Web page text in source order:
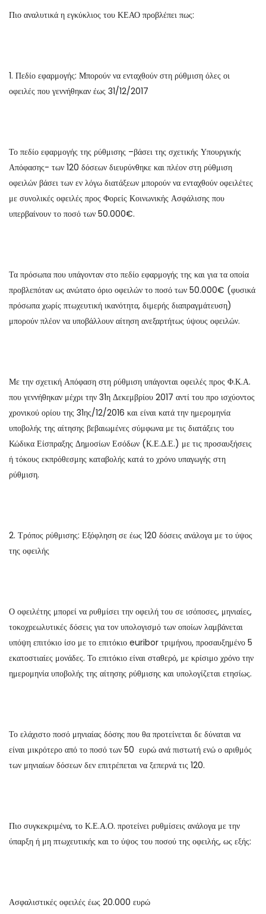
Πιο αναλυτικά η εγκύκλιος του ΚΕΑΟ προβλέπει πως:
1. Πεδίο εφαρμογής: Μπορούν να ενταχθούν στη ρύθμιση όλες οι
οφειλές που γεννήθηκαν έως 31/12/2017
Το πεδίο εφαρμογής της ρύθμισης –βάσει της σχετικής Υπουργικής
Απόφασης- των 120 δόσεων διευρύνθηκε και πλέον στη ρύθμιση
οφειλών βάσει των εν λόγω διατάξεων μπορούν να ενταχθούν οφειλέτες
με συνολικές οφειλές προς Φορείς Κοινωνικής Ασφάλισης που
υπερβαίνουν το ποσό των 50.000€.
Τα πρόσωπα που υπάγονταν στο πεδίο εφαρμογής της και για τα οποία
προβλεπόταν ως ανώτατο όριο οφειλών το ποσό των 50.000€ (φυσικά
πρόσωπα χωρίς πτωχευτική ικανότητα, διμερής διαπραγμάτευση)
μπορούν πλέον να υποβάλλουν αίτηση ανεξαρτήτως ύψους οφειλών.
Με την σχετική Απόφαση στη ρύθμιση υπάγονται οφειλές προς Φ.Κ.Α.
που γεννήθηκαν μέχρι την 31η Δεκεμβρίου 2017 αντί του προ ισχύοντος
χρονικού ορίου της 31ης/12/2016 και είναι κατά την ημερομηνία
υποβολής της αίτησης βεβαιωμένες σύμφωνα με τις διατάξεις του
Κώδικα Είσπραξης Δημοσίων Εσόδων (Κ.Ε.Δ.Ε.) με τις προσαυξήσεις
ή τόκους εκπρόθεσμης καταβολής κατά το χρόνο υπαγωγής στη
ρύθμιση.
2. Τρόπος ρύθμισης: Εξόφληση σε έως 120 δόσεις ανάλογα με το ύψος
της οφειλής
Ο οφειλέτης μπορεί να ρυθμίσει την οφειλή του σε ισόποσες, μηνιαίες,
τοκοχρεωλυτικές δόσεις για τον υπολογισμό των οποίων λαμβάνεται
υπόψη επιτόκιο ίσο με το επιτόκιο euribor τριμήνου, προσαυξημένο 5
εκατοστιαίες μονάδες. Το επιτόκιο είναι σταθερό, με κρίσιμο χρόνο την
ημερομηνία υποβολής της αίτησης ρύθμισης και υπολογίζεται ετησίως.
Το ελάχιστο ποσό μηνιαίας δόσης που θα προτείνεται δε δύναται να
είναι μικρότερο από το ποσό των 50 ευρώ ανά πιστωτή ενώ ο αριθμός
των μηνιαίων δόσεων δεν επιτρέπεται να ξεπερνά τις 120.
Πιο συγκεκριμένα, το Κ.Ε.Α.Ο. προτείνει ρυθμίσεις ανάλογα με την
ύπαρξη ή μη πτωχευτικής και το ύψος του ποσού της οφειλής, ως εξής:
Ασφαλιστικές οφειλές έως 20.000 ευρώ